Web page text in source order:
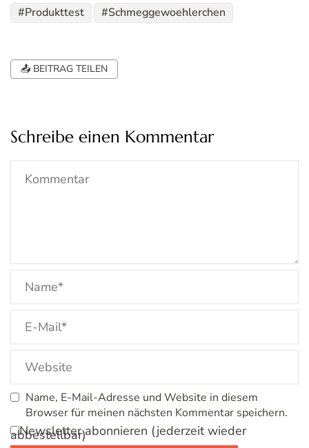
Produkttest Schmeggewoehlerchen
📤 BEITRAG TEILEN
Schreibe einen Kommentar
Name, E-Mail-Adresse und Website in diesem
Browser für meinen nächsten Kommentar speichern.
Newsletter abonnieren (jederzeit wieder
abbestellbar)